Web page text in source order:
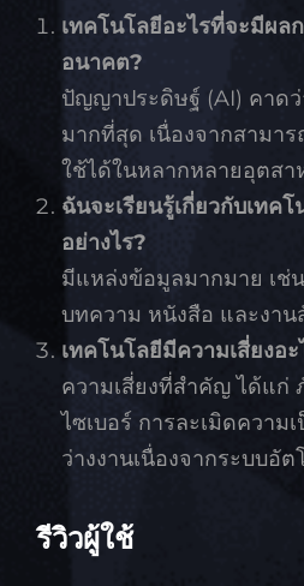
เทคโนโลยีอะไรที่จะมีผล
อนาคต?
ปัญญาประดิษฐ์ (AI) คาด
มากที่สุด เนื่องจากสามา
ใช้ได้ในหลากหลายอุตสา
ฉันจะเรียนรู้เกี่ยวกับเทค
อย่างไร?
มีแหล่งข้อมูลมากมาย เช่
บทความ หนังสือ และงาน
เทคโนโลยีมีความเสี่ยงอะ
ความเสี่ยงที่สำคัญ ได้แก่
ไซเบอร์ การละเมิดความ
ว่างงานเนื่องจากระบบอั
รีวิวผู้ใช้